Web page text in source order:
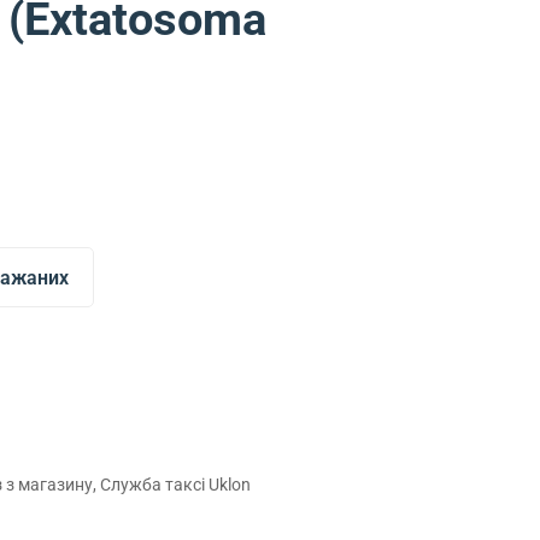
(Extatosoma
магазину, Служба таксі Uklon